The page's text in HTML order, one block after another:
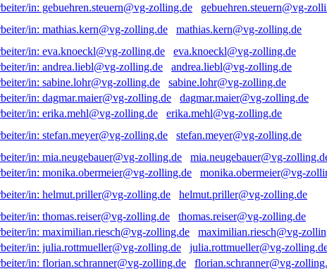
gebuehren.steuern@vg-
mathias.kern@vg-zolling.de
eva.knoeckl@vg-zolling.de
andrea.liebl@vg-zolling.de
sabine.lohr@vg-zolling.de
dagmar.maier@vg-zolling.de
erika.mehl@vg-zolling.de
stefan.meyer@vg-zolling.de
mia.neugebauer@vg-
monika.obermeier@vg-
helmut.priller@vg-zolling.de
thomas.reiser@vg-zolling.de
maximilian.riesch@vg-
julia.rottmueller@vg-
florian.schranner@vg-